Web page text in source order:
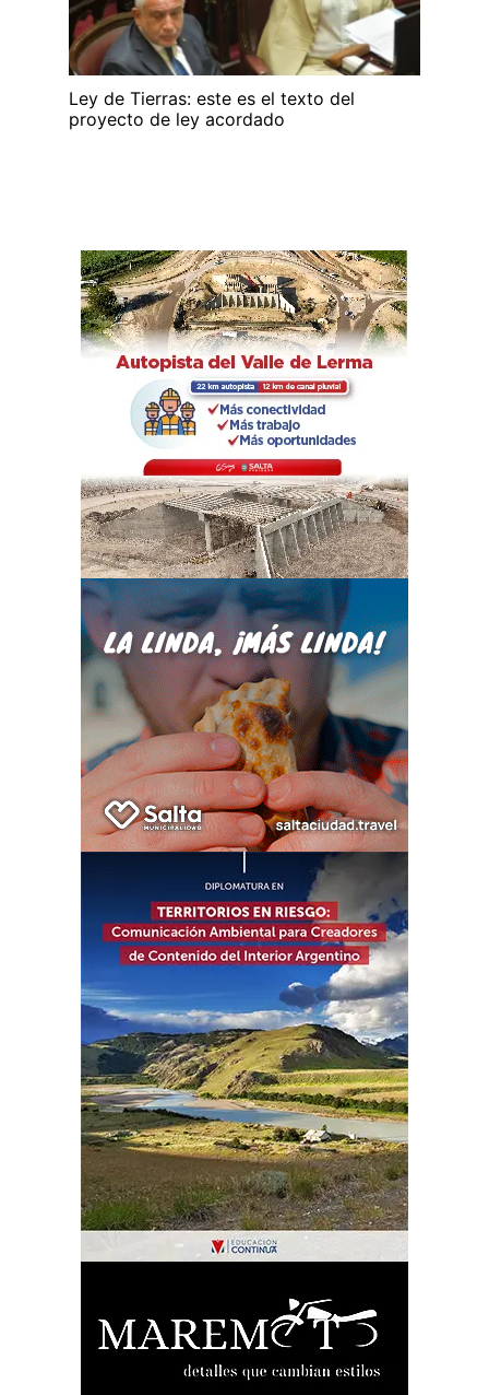
Ley de Tierras: este es el texto del
proyecto de ley acordado